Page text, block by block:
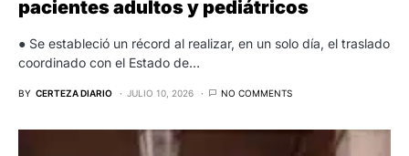
pacientes adultos y pediátricos
● Se estableció un récord al realizar, en un solo día, el traslado
coordinado con el Estado de…
BY CERTEZA DIARIO JULIO 10, 2026 NO COMMENTS